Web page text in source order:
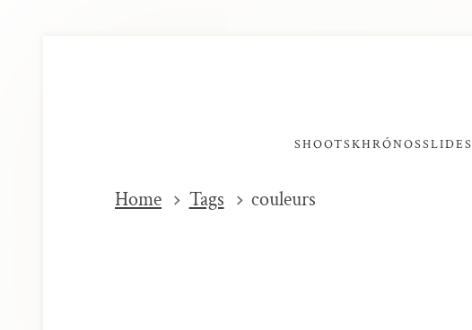
SHOOTSKHRÓNOSSLIDES
Home Tags couleurs